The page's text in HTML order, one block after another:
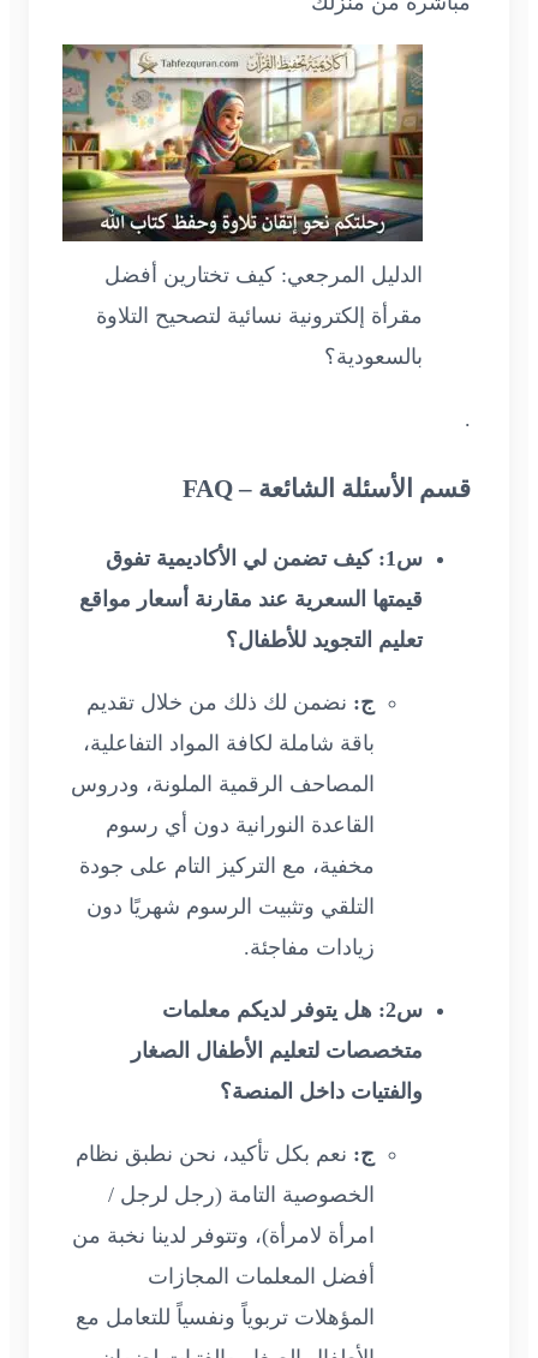
الدليل المرجعي: كيف تختارين أفضل
مقرأة إلكترونية نسائية لتصحيح التلاوة
بالسعودية؟
.
قسم الأسئلة الشائعة – FAQ
س1: كيف تضمن لي الأكاديمية تفوق
قيمتها السعرية عند مقارنة أسعار مواقع
تعليم التجويد للأطفال؟
ج: نضمن لك ذلك من خلال تقديم
باقة شاملة لكافة المواد التفاعلية،
المصاحف الرقمية الملونة، ودروس
القاعدة النورانية دون أي رسوم
مخفية، مع التركيز التام على جودة
التلقي وتثبيت الرسوم شهريًا دون
زيادات مفاجئة.
س2: هل يتوفر لديكم معلمات
متخصصات لتعليم الأطفال الصغار
والفتيات داخل المنصة؟
ج: نعم بكل تأكيد، نحن نطبق نظام
الخصوصية التامة (رجل لرجل /
امرأة لامرأة)، وتتوفر لدينا نخبة من
أفضل المعلمات المجازات
المؤهلات تربوياً ونفسياً للتعامل مع